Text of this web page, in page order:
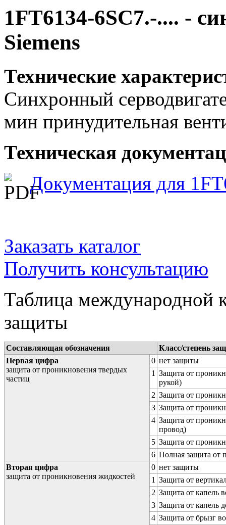
1FT6134-6SC7.-.... -
Siemens
Технические
Синхронный
мин принудительная
Техническая
Документация для
Заказать каталог
Получить консультацию
Таблица международной
защиты
Составляющая обозначения
Класс/степень
Первая цифра
защита от проникновения твердых
частиц
0 нет защиты
1 Защита от
рукой)
2 Защита от
3 Защита от
4 Защита от
провод)
5 Защита от
6 Полная защита от
Вторая цифра
защита от проникновения жидкостей
0 нет защиты
1 Защита от
2 Защита от капель
3 Защита от капель
4 Защита от брызг